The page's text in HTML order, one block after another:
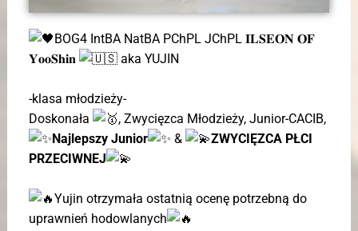
BOG4 IntBA NatBA PChPL JChPL 𝐈𝐋𝐒𝐄𝐎𝐍 𝐎𝐅
𝐘𝐨𝐨𝐒𝐡𝐢𝐧
aka YUJIN
-klasa młodzieży-
Doskonała
, Zwycięzca Młodzieży, Junior-CACIB,
Najlepszy Junior
&
ZWYCIĘZCA PŁCI
PRZECIWNEJ
Yujin otrzymała ostatnią ocenę potrzebną do
uprawnień hodowlanych